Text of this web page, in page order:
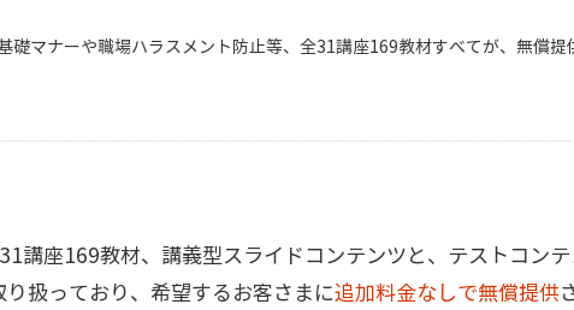
礎マナーや職場ハラスメント防止等、全31講座169教材すべてが、無償提
講座169教材、講義型スライドコンテンツと、テストコン
扱っており、希望するお客さまに追加料金なしで無償提供